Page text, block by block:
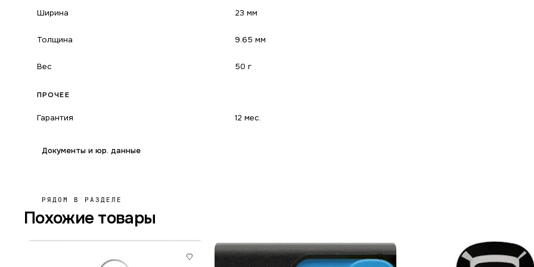
Ширина 23 мм
Толщина 9.65 мм
Вес 50 г
ПРОЧЕЕ
Гарантия 12 мес.
Документы и юр. данные
РЯДОМ В РАЗДЕЛЕ
Похожие товары